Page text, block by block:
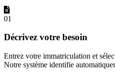
01
Décrivez votre besoin
Entrez votre immatriculation et
Notre système identifie